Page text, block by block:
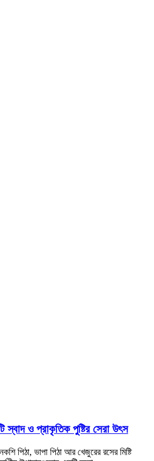
স্বাদ ও প্রাকৃতিক পুষ্টির সেরা উৎস
পিঠা, ভাপা পিঠা আর খেজুরের রসের মিষ্টি